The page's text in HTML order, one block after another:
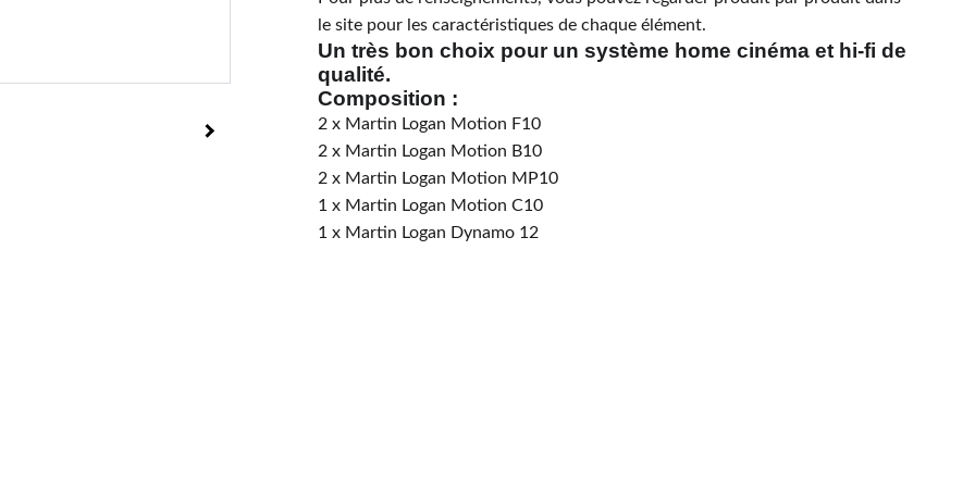
le site pour les caractéristiques de chaque élément.
Un très bon choix pour un système home cinéma et hi-fi de
qualité.
Composition :
2 x Martin Logan Motion F10
2 x Martin Logan Motion B10
2 x Martin Logan Motion MP10
1 x Martin Logan Motion C10
1 x Martin Logan Dynamo 12